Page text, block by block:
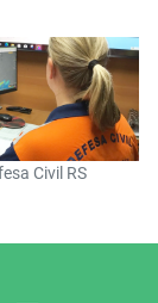
Civil RS